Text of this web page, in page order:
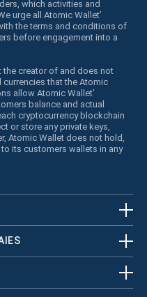
which activities and
urge all Atomic Wallet’
the terms and conditions of
before engagement into a
the creator of and does not
currencies that the Atomic
allow Atomic Wallet’
balance and actual
cryptocurrency blockchain
or store any private keys,
Atomic Wallet does not hold,
its customers wallets in any